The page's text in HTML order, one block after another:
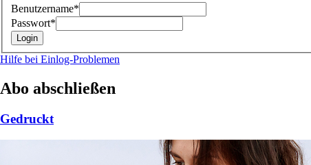
Benutzername*
Passwort*
Hilfe bei Einlog-Problemen
Abo abschließen
Gedruckt